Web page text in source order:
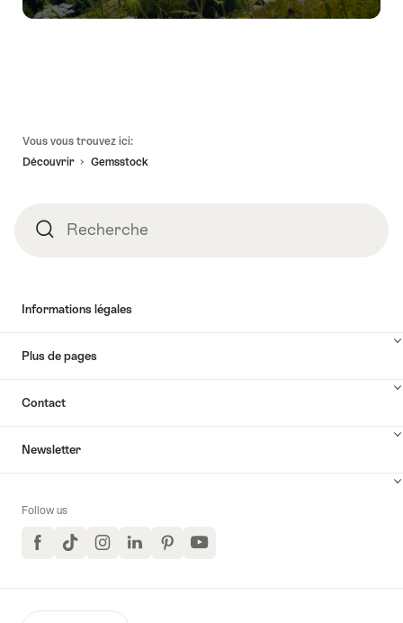
Vous vous trouvez ici:
Découvrir
Gemsstock
RechercheRecherche
Informations légales
Plus de pages
Contact
Newsletter
Follow us
FacebookTikTokInstagramLinkedInPinterestYouTube